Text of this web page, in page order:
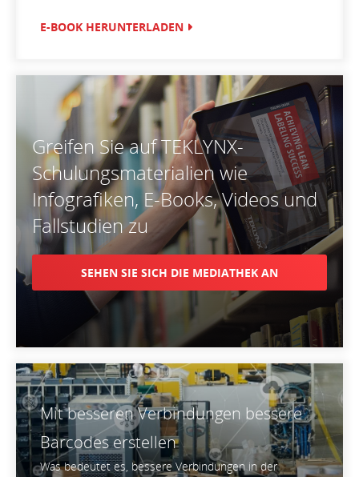
E-BOOK HERUNTERLADEN
Greifen Sie auf TEKLYNX-
Schulungsmaterialien wie
Infografiken, E-Books, Videos und
Fallstudien zu
SEHEN SIE SICH DIE MEDIATHEK AN
Mit besseren Verbindungen bessere
Barcodes erstellen
Was bedeutet es, bessere Verbindungen in der